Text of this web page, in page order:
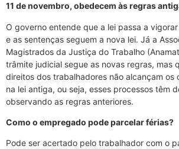
11 de novembro, obedecem às regras
O governo entende que a lei passa a
e as sentenças seguem a nova lei. Já a
Magistrados da Justiça do Trabalho
trâmite judicial segue as novas regras, mas
direitos dos trabalhadores não alcançam os
na lei antiga, ou seja, esses processos têm
observando as regras anteriores.
Como o empregado pode parcelar férias?
Pode ser acertado pelo trabalhador com o